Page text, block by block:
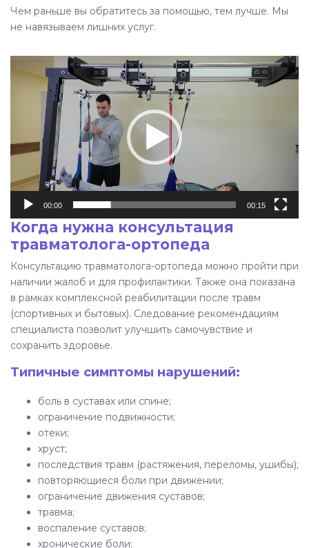
Чем раньше вы обратитесь за помощью, тем лучше. Мы
не навязываем лишних услуг.
Player
00:00 00:15
Когда нужна консультация
травматолога-ортопеда
Консультацию травматолога-ортопеда можно пройти при
наличии жалоб и для профилактики. Также она показана
в рамках комплексной реабилитации после травм
(спортивных и бытовых). Следование рекомендациям
специалиста позволит улучшить самочувствие и
сохранить здоровье.
Типичные симптомы нарушений:
боль в суставах или спине;
ограничение подвижности;
отеки;
хруст;
последствия травм (растяжения, переломы, ушибы);
повторяющиеся боли при движении;
ограничение движения суставов;
травма;
воспаление суставов;
хронические боли;